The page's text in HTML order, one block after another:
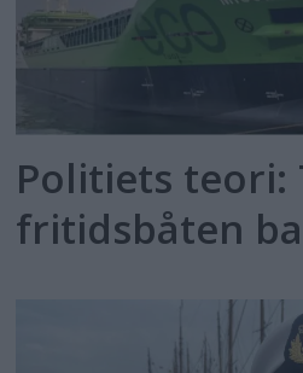
Politiets teori:
fritidsbåten